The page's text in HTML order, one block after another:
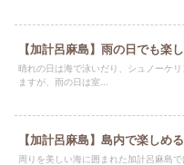
【加計呂麻島】雨の日でも楽
晴れの日は海で泳いだり、シュノーケ
ますが、雨の日は室...
【加計呂麻島】島内で楽しめ
周りを美しい海に囲まれた加計呂麻島